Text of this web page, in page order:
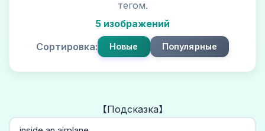
тегом.
5 изображений
Сортировка:
Новые Популярные
【Подсказка】